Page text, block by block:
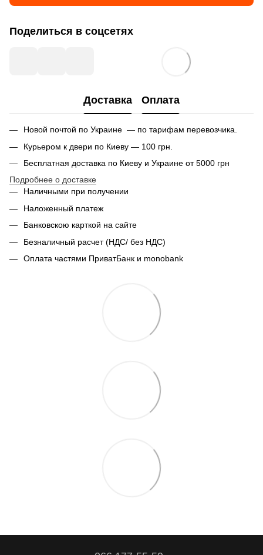
Поделиться в соцсетях
Доставка Оплата
Новой почтой по Украине — по тарифам перевозчика.
Курьером к двери по Киеву — 100 грн.
Бесплатная доставка по Киеву и Украине от 5000 грн
Подробнее о доставке
Наличными при получении
Наложенный платеж
Банковскою карткой на сайте
Безналичный расчет (НДС/ без НДС)
Оплата частями ПриватБанк и monobank